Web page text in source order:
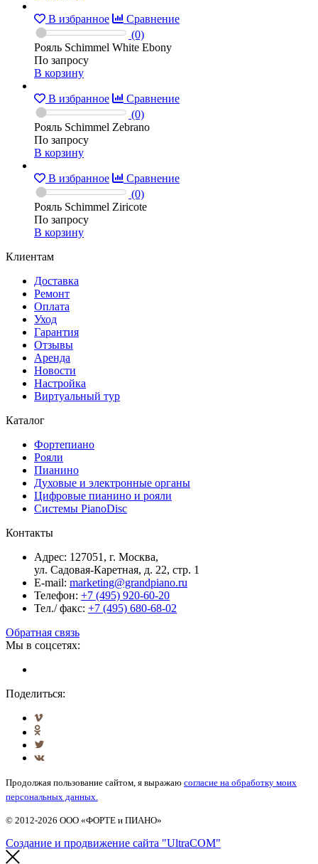
В избранное
Сравнение
(0)
Рояль Schimmel White Ebony
По запросу
В корзину
В избранное
Сравнение
(0)
Рояль Schimmel Zebrano
По запросу
В корзину
В избранное
Сравнение
(0)
Рояль Schimmel Ziricote
По запросу
В корзину
Клиентам
Доставка
Ремонт
Оплата
Уход
Гарантия
Отзывы
Аренда
Новости
Настройка
Виртуальный тур
Каталог
Фортепиано
Рояли
Пианино
Духовые и электронные органы
Цифровые пианино и рояли
Системы PianoDisc
Контакты
Адрес: 127051, г. Москва,
ул. Садовая-Каретная, д. 22, стр. 1
E-mail: marketing@grandpiano.ru
Телефон: +7 (495) 920-60-20
Тел./ факс: +7 (495) 680-68-02
Обратная связь
Мы в соцсетях:
Поделиться:
Продолжая пользование сайтом, я выражаю согласие на обработку моих
персональных данных.
© 2012-2026 ООО «ФОРТЕ и ПИАНО»
Создание и продвижение сайта "UltraCOM"